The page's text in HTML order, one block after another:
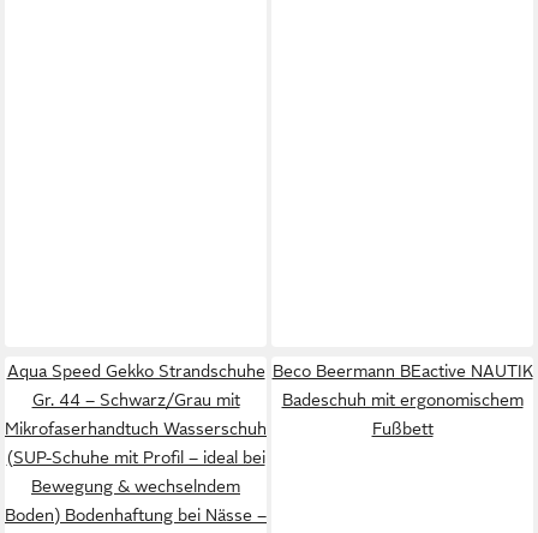
Aqua Speed Gekko Strandschuhe
Gr. 44 – Schwarz/Grau mit
Mikrofaserhandtuch Wasserschuh
(SUP-Schuhe mit Profil – ideal bei
Bewegung & wechselndem
Boden) Bodenhaftung bei Nässe –
Beco Beermann BEactive NAUTIK
Badeschuh mit ergonomischem
Fußbett